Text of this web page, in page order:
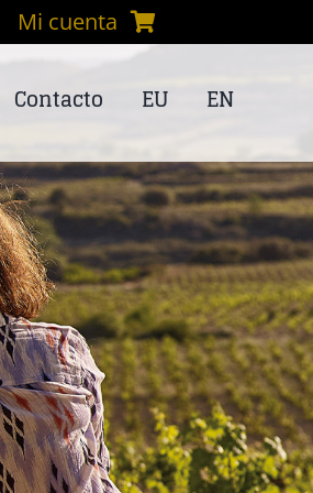
Mi cuenta
Contacto EU EN